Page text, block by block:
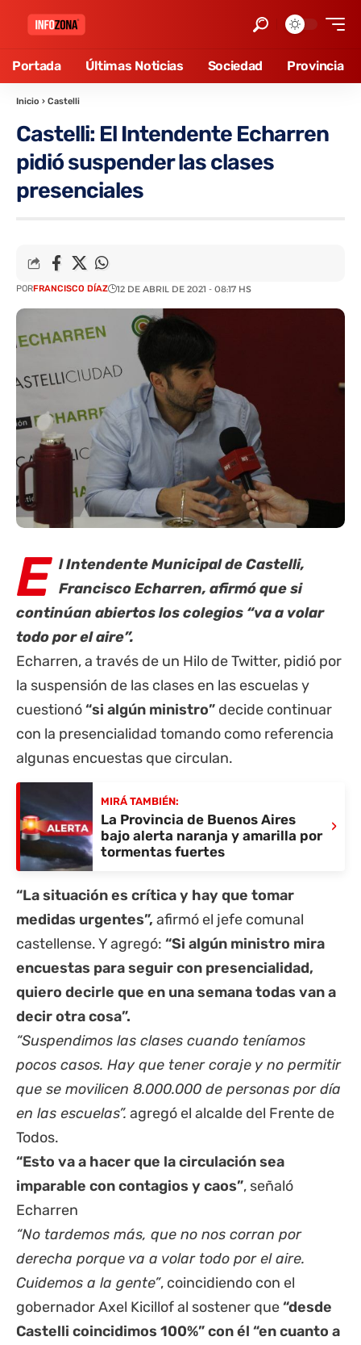
Portada Últimas Noticias Sociedad Provincia
Inicio › Castelli
Castelli: El Intendente Echarren
pidió suspender las clases
presenciales
PORFRANCISCO DÍAZ 12 DE ABRIL DE 2021 - 08:17 HS
E l Intendente Municipal deCastelli,
Francisco Echarren, afirmó que si
continúan abiertos los colegios “va a volar
todo por el aire”.
Echarren, a través de un Hilo de Twitter, pidió por
la suspensión de las clases en las escuelas y
cuestionó“si algún ministro” decide continuar
con la presencialidad tomando como referencia
algunas encuestas que circulan.
MIRÁ TAMBIÉN:
La Provincia de Buenos Aires
bajo alerta naranja y amarilla por
tormentas fuertes
›
“La situación es crítica y hay que tomar
medidas urgentes”, afirmó el jefe comunal
castellense. Y agregó: “Si algún ministro mira
encuestas para seguir con presencialidad,
quiero decirle que en una semana todas van a
decir otra cosa”.
“Suspendimos las clases cuando teníamos
pocos casos. Hay que tener coraje y no permitir
que se movilicen 8.000.000 de personas por día
en las escuelas”. agregó el alcalde del Frente de
Todos.
“Esto va a hacer que la circulación sea
imparable con contagios y caos”, señaló
Echarren
“No tardemos más, que no nos corran por
derecha porque va a volar todo por el aire.
Cuidemos a la gente”, coincidiendo con el
gobernador Axel Kicillof al sostener que“desde
Castelli coincidimos 100%” con él “en cuanto a